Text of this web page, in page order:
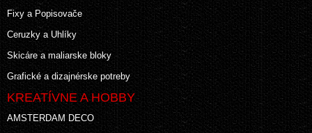
Fixy a Popisovače
Ceruzky a Uhlíky
Skicáre a maliarske bloky
Grafické a dizajnérske potreby
KREATÍVNE A HOBBY
AMSTERDAM DECO